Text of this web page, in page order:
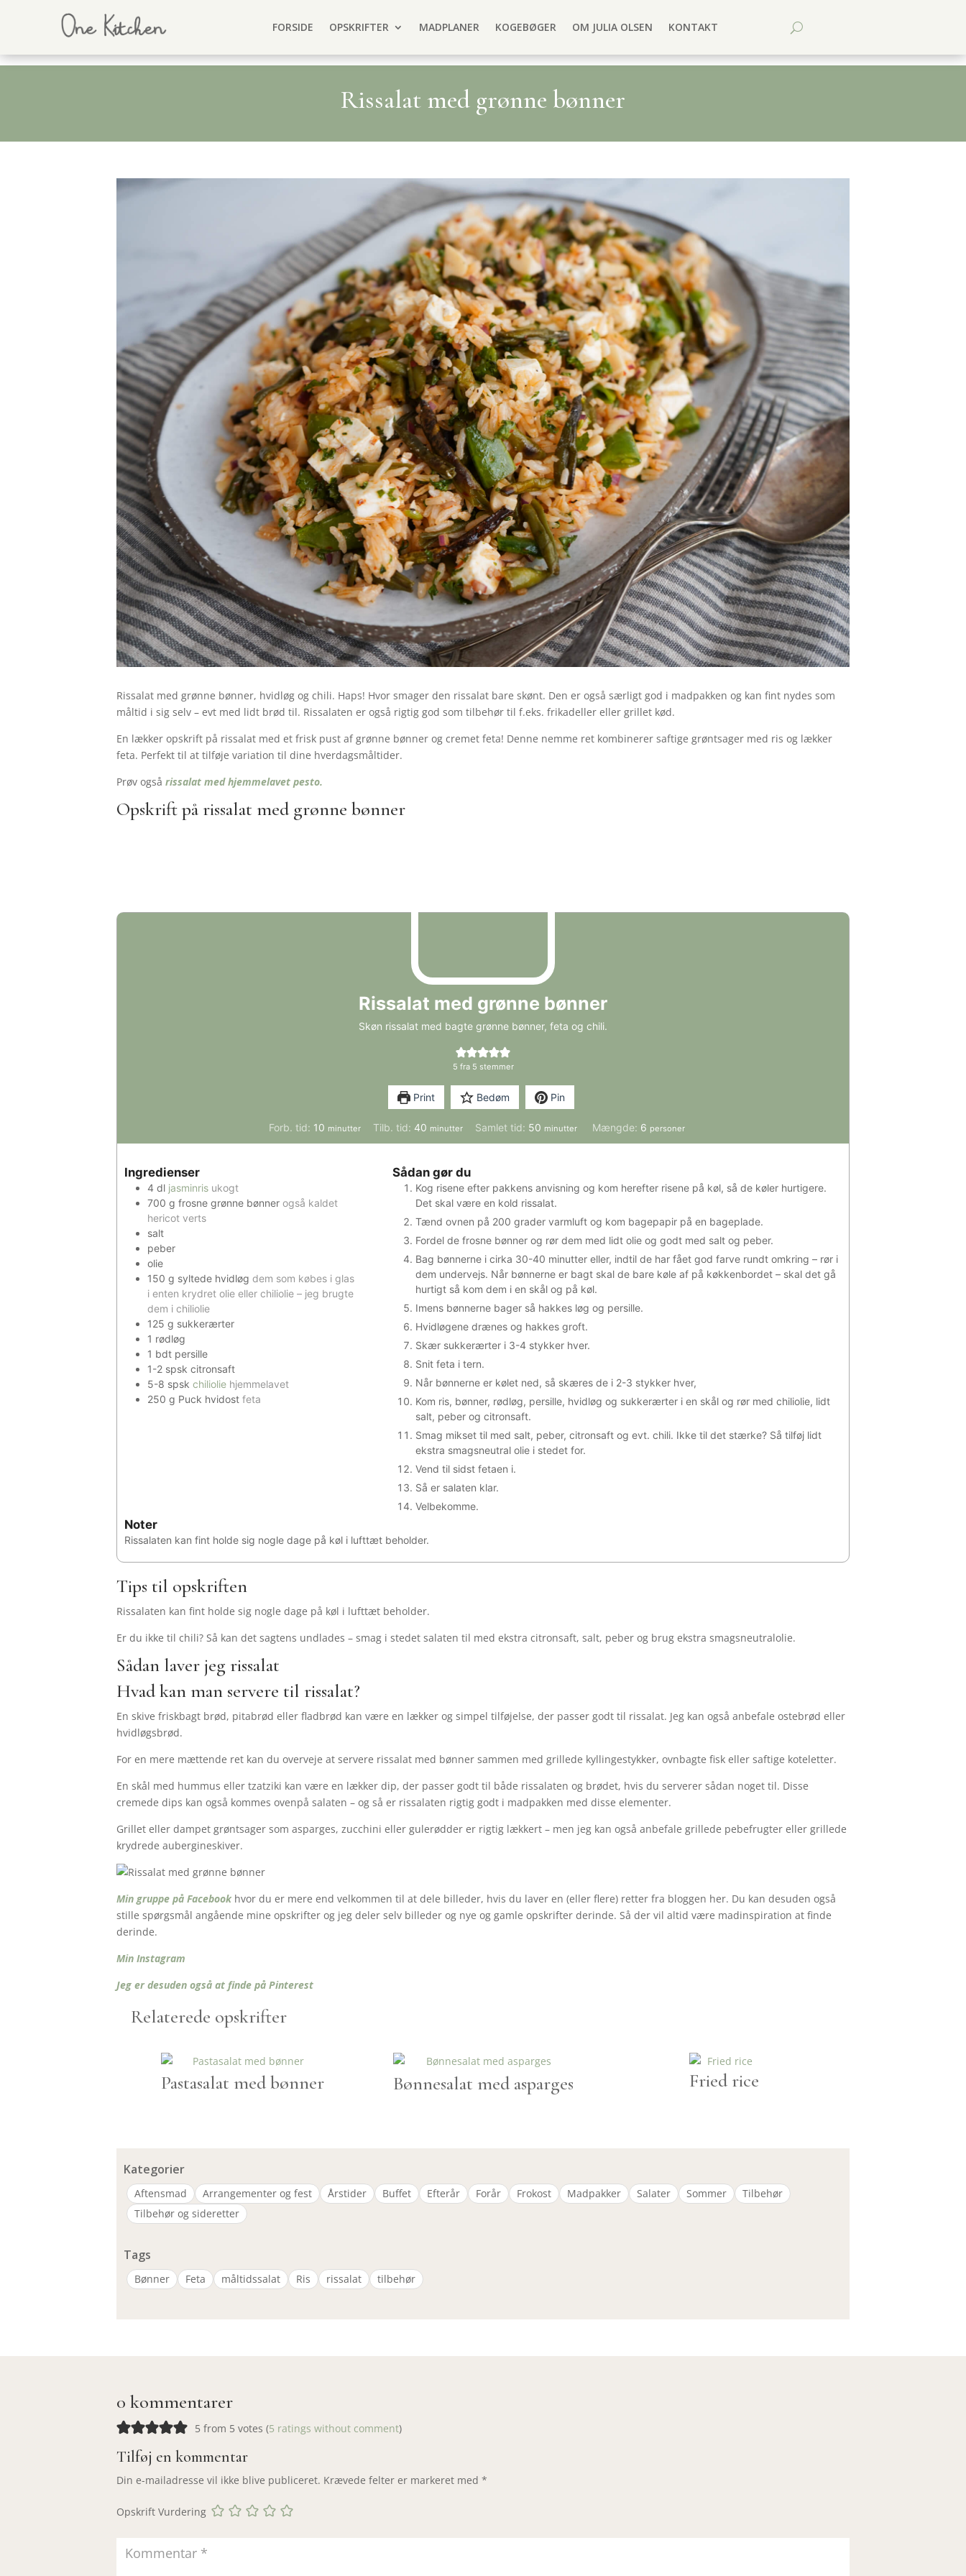
FORSIDE OPSKRIFTER MADPLANER KOGEBØGER OM JULIA OLSEN KONTAKT
Rissalat med grønne bønner
Rissalat med grønne bønner, hvidløg og chili. Haps! Hvor smager den rissalat bare skønt. Den er også særligt god i madpakken og kan fint nydes som
måltid i sig selv – evt med lidt brød til. Rissalaten er også rigtig god som tilbehør til f.eks. frikadeller eller grillet kød.
En lækker opskrift på rissalat med et frisk pust af grønne bønner og cremet feta! Denne nemme ret kombinerer saftige grøntsager med ris og lækker
feta. Perfekt til at tilføje variation til dine hverdagsmåltider.
Prøv også rissalat med hjemmelavet pesto.
Opskrift på rissalat med grønne bønner
Rissalat med grønne bønner
Skøn rissalat med bagte grønne bønner, feta og chili.
5 fra 5 stemmer
Print Bedøm Pin
Forb. tid: 10 minutter
minutter Tilb. tid: 40 minutter
minutter Samlet tid: 50 minutter
minutter Mængde: 6 personer
Ingredienser
4 dl jasminris ukogt
700 g frosne grønne bønner også kaldet
hericot verts
salt
peber
olie
150 g syltede hvidløg dem som købes i glas
i enten krydret olie eller chiliolie – jeg brugte
dem i chiliolie
125 g sukkerærter
1 rødløg
1 bdt persille
1-2 spsk citronsaft
5-8 spsk chiliolie hjemmelavet
250 g Puck hvidost feta
Sådan gør du
Kog risene efter pakkens anvisning og kom herefter risene på køl, så de køler hurtigere.
Det skal være en kold rissalat.
Tænd ovnen på 200 grader varmluft og kom bagepapir på en bageplade.
Fordel de frosne bønner og rør dem med lidt olie og godt med salt og peber.
Bag bønnerne i cirka 30-40 minutter eller, indtil de har fået god farve rundt omkring – rør i
dem undervejs. Når bønnerne er bagt skal de bare køle af på køkkenbordet – skal det gå
hurtigt så kom dem i en skål og på køl.
Imens bønnerne bager så hakkes løg og persille.
Hvidløgene drænes og hakkes groft.
Skær sukkerærter i 3-4 stykker hver.
Snit feta i tern.
Når bønnerne er kølet ned, så skæres de i 2-3 stykker hver,
Kom ris, bønner, rødløg, persille, hvidløg og sukkerærter i en skål og rør med chiliolie, lidt
salt, peber og citronsaft.
Smag mikset til med salt, peber, citronsaft og evt. chili. Ikke til det stærke? Så tilføj lidt
ekstra smagsneutral olie i stedet for.
Vend til sidst fetaen i.
Så er salaten klar.
Velbekomme.
Noter
Rissalaten kan fint holde sig nogle dage på køl i lufttæt beholder.
Tips til opskriften
Rissalaten kan fint holde sig nogle dage på køl i lufttæt beholder.
Er du ikke til chili? Så kan det sagtens undlades – smag i stedet salaten til med ekstra citronsaft, salt, peber og brug ekstra smagsneutralolie.
Sådan laver jeg rissalat
Hvad kan man servere til rissalat?
En skive friskbagt brød, pitabrød eller fladbrød kan være en lækker og simpel tilføjelse, der passer godt til rissalat. Jeg kan også anbefale ostebrød eller
hvidløgsbrød.
For en mere mættende ret kan du overveje at servere rissalat med bønner sammen med grillede kyllingestykker, ovnbagte fisk eller saftige koteletter.
En skål med hummus eller tzatziki kan være en lækker dip, der passer godt til både rissalaten og brødet, hvis du serverer sådan noget til. Disse
cremede dips kan også kommes ovenpå salaten – og så er rissalaten rigtig godt i madpakken med disse elementer.
Grillet eller dampet grøntsager som asparges, zucchini eller gulerødder er rigtig lækkert – men jeg kan også anbefale grillede pebefrugter eller grillede
krydrede aubergineskiver.
Min gruppe på Facebookhvor du er mere end velkommen til at dele billeder, hvis du laver en (eller flere) retter fra bloggen her. Du kan desuden også
stille spørgsmål angående mine opskrifter og jeg deler selv billeder og nye og gamle opskrifter derinde. Så der vil altid være madinspiration at finde
derinde.
Min Instagram
Jeg er desuden også at finde på Pinterest
Relaterede opskrifter
Pastasalat med bønner Bønnesalat med asparges Fried rice
Kategorier
Aftensmad Arrangementer og fest Årstider Buffet Efterår Forår Frokost Madpakker Salater Sommer
Tilbehør
Tilbehør og sideretter
Tags
Bønner Feta måltidssalat Ris rissalat tilbehør
0 kommentarer
5 from 5 votes (5 ratings without comment)
Tilføj en kommentar
Din e-mailadresse vil ikke blive publiceret. Krævede felter er markeret med *
Opskrift Vurdering